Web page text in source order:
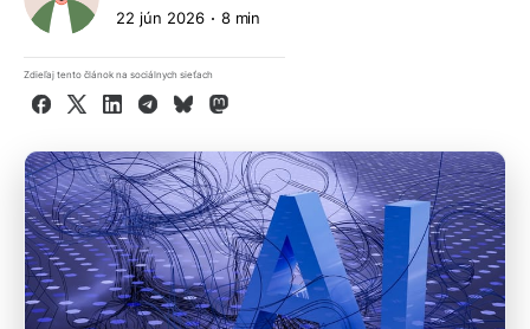
22 jún 2026 8 min
Zdieľaj tento článok na sociálnych sieťach
Facebook
X LinkedInTelegram
BlueskyMastodon